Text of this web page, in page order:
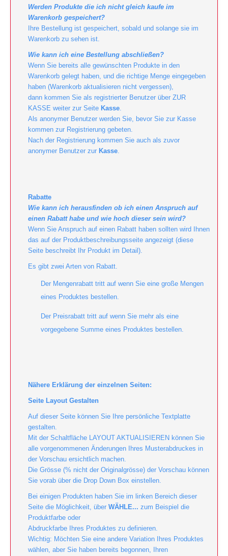
Werden Produkte die ich nicht gleich kaufe im
Warenkorb gespeichert?
Ihre Bestellung ist gespeichert, sobald und solange sie im
Warenkorb zu sehen ist.
Wie kann ich eine Bestellung abschließen?
Wenn Sie bereits alle gewünschten Produkte in den
Warenkorb gelegt haben, und die richtige Menge eingegeben
haben (Warenkorb aktualisieren nicht vergessen),
dann kommen Sie als registrierter Benutzer über ZUR
KASSE weiter zur Seite Kasse.
Als anonymer Benutzer werden Sie, bevor Sie zur Kasse
kommen zur Registrierung gebeten.
Nach der Registrierung kommen Sie auch als zuvor
anonymer Benutzer zur Kasse.
Rabatte
Wie kann ich herausfinden ob ich einen Anspruch auf
einen Rabatt habe und wie hoch dieser sein wird?
Wenn Sie Anspruch auf einen Rabatt haben sollten wird Ihnen
das auf der Produktbeschreibungsseite angezeigt (diese
Seite beschreibt Ihr Produkt im Detail).
Es gibt zwei Arten von Rabatt.
Der Mengenrabatt tritt auf wenn Sie eine große Mengen
eines Produktes bestellen.
Der Preisrabatt tritt auf wenn Sie mehr als eine
vorgegebene Summe eines Produktes bestellen.
Nähere Erklärung der einzelnen Seiten:
Seite Layout Gestalten
Auf dieser Seite können Sie Ihre persönliche Textplatte
gestalten.
Mit der Schaltfläche LAYOUT AKTUALISIEREN können Sie
alle vorgenommenen Änderungen Ihres Musterabdruckes in
der Vorschau ersichtlich machen.
Die Grösse (% nicht der Originalgrösse) der Vorschau können
Sie vorab über die Drop Down Box einstellen.
Bei einigen Produkten haben Sie im linken Bereich dieser
Seite die Möglichkeit, über WÄHLE... zum Beispiel die
Produktfarbe oder
Abdruckfarbe Ihres Produktes zu definieren.
Wichtig: Möchten Sie eine andere Variation Ihres Produktes
wählen, aber Sie haben bereits begonnen, Ihren